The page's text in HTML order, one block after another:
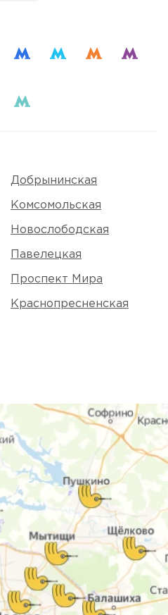
Добрынинская
Комсомольская
Новослободская
Павелецкая
Проспект Мира
Краснопресненская